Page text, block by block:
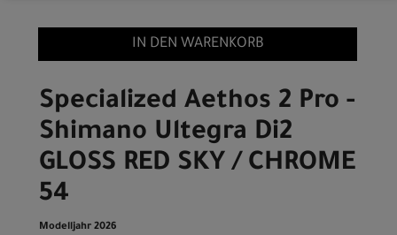
IN DEN WARENKORB
Specialized Aethos 2 Pro -
Shimano Ultegra Di2
GLOSS RED SKY / CHROME
54
Modelljahr 2026